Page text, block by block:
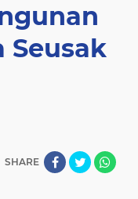
Seusak
SHARE